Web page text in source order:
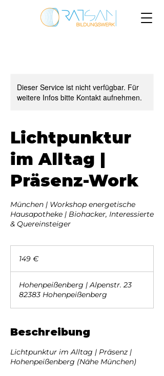
Dieser Service ist nicht verfügbar. Für
weitere Infos bitte Kontakt aufnehmen.
Lichtpunktur
im Alltag |
Präsenz-Work
München | Workshop energetische
Hausapotheke | Biohacker, Interessierte
& Quereinsteiger
149 €
Hohenpeißenberg | Alpenstr. 23
82383 Hohenpeißenberg
Beschreibung
Lichtpunktur im Alltag | Präsenz |
Hohenpeißenberg (Nähe München)